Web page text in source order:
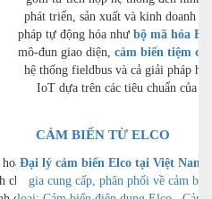
phát triển, sản xuất và kinh doanh
pháp tự động hóa như bộ mã hóa
mô-đun giao diện, cảm biến tiệm
hệ thống fieldbus và cả giải pháp hệ
IoT dựa trên các tiêu chuẩn của
CẢM BIẾN TỪ ELCO
động
chóng từ
Đại lý cảm biến Elco tại Việt Nam
gia cung cấp, phân phối về cảm